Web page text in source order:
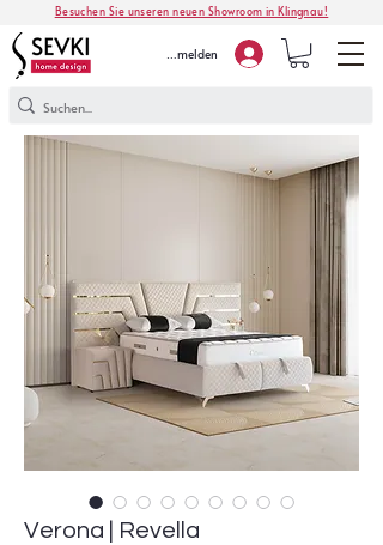
Besuchen Sie unseren neuen Showroom in Klingnau!
Anmelden
Verona | Revella